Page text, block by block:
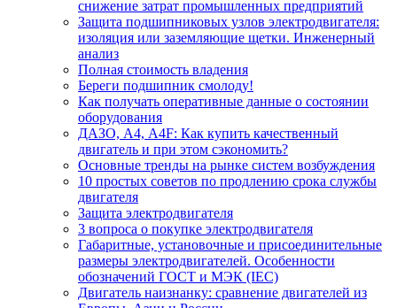
снижение затрат промышленных предприятий
Защита подшипниковых узлов электродвигателя:
изоляция или заземляющие щетки. Инженерный
анализ
Полная стоимость владения
Береги подшипник смолоду!
Как получать оперативные данные о состоянии
оборудования
ДАЗО, А4, А4F: Как купить качественный
двигатель и при этом сэкономить?
Основные тренды на рынке систем возбуждения
10 простых советов по продлению срока службы
двигателя
Защита электродвигателя
3 вопроса о покупке электродвигателя
Габаритные, установочные и присоединительные
размеры электродвигателей. Особенности
обозначений ГОСТ и МЭК (IEC)
Двигатель наизнанку: сравнение двигателей из